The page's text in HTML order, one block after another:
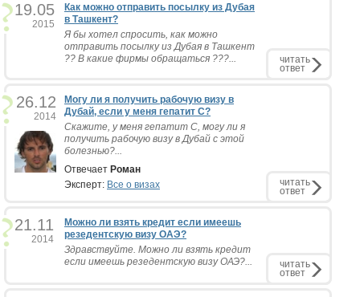
19.05
2015
Как можно отправить посылку из Дубая
в Ташкент?
Я бы хотел спросить, как можно
отправить посылку из Дубая в Ташкент
?? В какие фирмы обращаться ???...
читать
ответ
26.12
2014
Могу ли я получить рабочую визу в
Дубай, если у меня гепатит С?
Скажите, у меня гепатит С, могу ли я
получить рабочую визу в Дубай с этой
болезнью?...
Отвечает Роман
Эксперт: Все о визах читать
ответ
21.11
2014
Можно ли взять кредит если имеешь
резедентскую визу ОАЭ?
Здравствуйте. Можно ли взять кредит
если имеешь резедентскую визу ОАЭ?...
читать
ответ